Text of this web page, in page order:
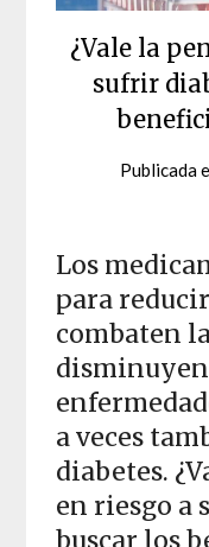
¿Vale la
sufrir
Publicada
Los
para
combaten
a veces
diabetes.
en riesgo a
buscar los